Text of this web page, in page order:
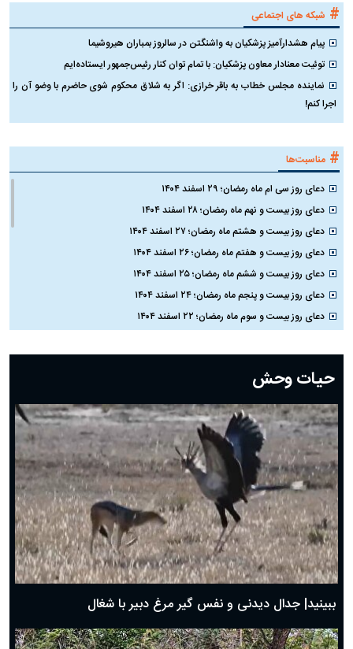
# شبکه های اجتماعی
پیام هشدارآمیز پزشکیان به واشنگتن در سالروز بمباران هیروشیما
توئیت معنادار معاون پزشکیان: با تمام توان کنار رئیس‌جمهور ایستاده‌ایم
نماینده مجلس خطاب به باقر خرازی: اگر به شلاق محکوم شوی حاضرم با وضو آن را
اجرا کنم!
# مناسبت‌ها
دعای روز سی ام ماه رمضان؛ ۲۹ اسفند ۱۴۰۴
دعای روز بیست و نهم ماه رمضان؛ ۲۸ اسفند ۱۴۰۴
دعای روز بیست و هشتم ماه رمضان؛ ۲۷ اسفند ۱۴۰۴
دعای روز بیست و هفتم ماه رمضان؛ ۲۶ اسفند ۱۴۰۴
دعای روز بیست و ششم ماه رمضان؛ ۲۵ اسفند ۱۴۰۴
دعای روز بیست و پنجم ماه رمضان؛ ۲۴ اسفند ۱۴۰۴
دعای روز بیست و سوم ماه رمضان؛ ۲۲ اسفند ۱۴۰۴
دعای روز بیستم ماه رمضان؛ ۱۹ اسفند ۱۴۰۴
دعای روز هشتم ماه مبارک رمضان؛ ۷ اسفند ماه ۱۴۰۴
دعای روز هفتم ماه رمضان؛ ۶ اسفند ۱۴۰۴
دعای روز ششم ماه رمضان؛ ۵ اسفند ۱۴۰۴
دعای روز پنجم ماه رمضان؛ ۴ اسفند ۱۴۰۴
دعای روز چهارم ماه مبارک رمضان؛ ۳ اسفند ۱۴۰۴
دعای روز سوم ماه مبارک رمضان؛ ۱۴ اسفند ۱۴۰۴
دعای روز دوم ماه مبارک رمضان ۱ اسفند ماه ۱۴۰۴
دعای روز اول ماه مبارک رمضان، ۳۰ بهمن ۱۴۰۴
حضرت زینب(س) چگونه از دنیا رفت؟
بهترین پیامک تبریک روز پدر ۱۴۰۴؛ جملات زیبا و صمیمانه
حیات وحش
ببینید| جدال دیدنی و نفس گیر مرغ دبیر با شغال